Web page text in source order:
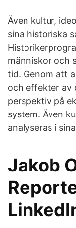
Även kultur,
sina historiska
människor och
tid. Genom att
och effekter av
perspektiv på
system. Även
analyseras i
Jakob